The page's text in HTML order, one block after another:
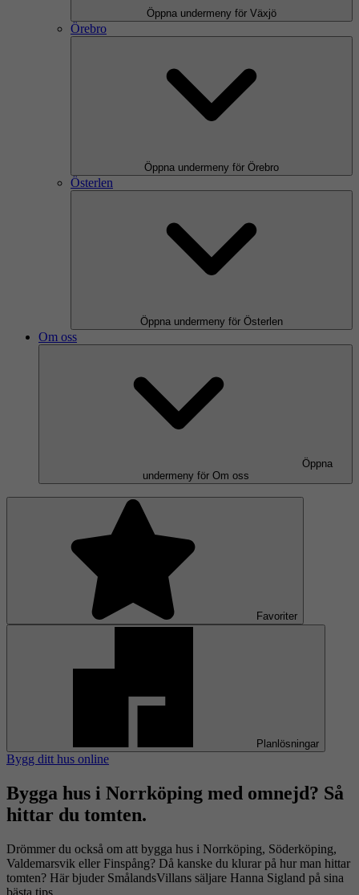
Öppna undermeny för Växjö
Örebro
Öppna undermeny för Örebro
Österlen
Öppna undermeny för Österlen
Om oss
Öppna
undermeny för Om oss
Favoriter
Planlösningar
Bygg ditt hus online
Bygga hus i Norrköping med omnejd? Så
hittar du tomten.
Drömmer du också om att bygga hus i Norrköping, Söderköping,
Valdemarsvik eller Finspång? Då kanske du klurar på hur man hittar
tomten? Här bjuder SmålandsVillans säljare Hanna Sigland på sina
bästa tips.